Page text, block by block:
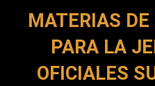
MATERIAS
PARA LA
OFICIALES